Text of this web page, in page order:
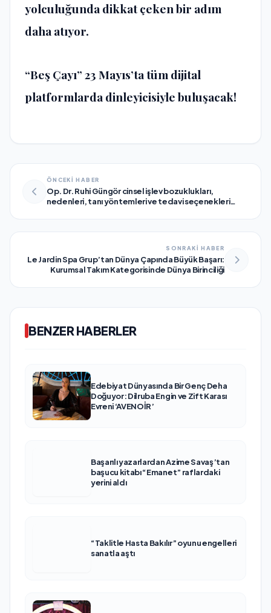
yolculuğunda dikkat çeken bir adım
daha atıyor.
“Beş Çayı” 23 Mayıs’ta tüm dijital
platformlarda dinleyicisiyle buluşacak!
ÖNCEKİ HABER
Op. Dr. Ruhi Güngör cinsel işlev bozuklukları,
nedenleri, tanı yöntemleri ve tedavi seçenekleri
SONRAKİ HABER
Le Jardin Spa Grup’tan Dünya Çapında Büyük Başarı:
Kurumsal Takım Kategorisinde Dünya Birinciliği
BENZER HABERLER
Edebiyat Dünyasında Bir Genç Deha
Doğuyor: Dilruba Engin ve Zift Karası
Evreni ‘AVENOİR’
Başarılı yazarlardan Azime Savaş’tan
başucu kitabı “Emanet” raflardaki
yerini aldı
“Taklitle Hasta Bakılır” oyunu engelleri
sanatla aştı